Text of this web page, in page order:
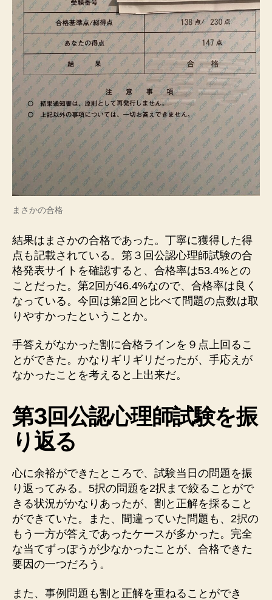
まさかの合格
結果はまさかの合格であった。丁寧に獲得した得
点も記載されている。第３回公認心理師試験の合
格発表サイトを確認すると、合格率は53.4%との
ことだった。第2回が46.4%なので、合格率は良く
なっている。今回は第2回と比べて問題の点数は取
りやすかったということか。
手答えがなかった割に合格ラインを９点上回るこ
とができた。かなりギリギリだったが、手応えが
なかったことを考えると上出来だ。
第3回公認心理師試験を振
り返る
心に余裕ができたところで、試験当日の問題を振
り返ってみる。5択の問題を2択まで絞ることがで
きる状況がかなりあったが、割と正解を採ること
ができていた。また、間違っていた問題も、2択の
もう一方が答えであったケースが多かった。完全
な当てずっぽうが少なかったことが、合格できた
要因の一つだろう。
また、事例問題も割と正解を重ねることができ